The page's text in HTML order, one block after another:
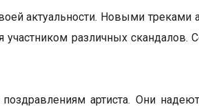
актуальности. Новыми треками
участником различных скандалов.
поздравлениям артиста. Они